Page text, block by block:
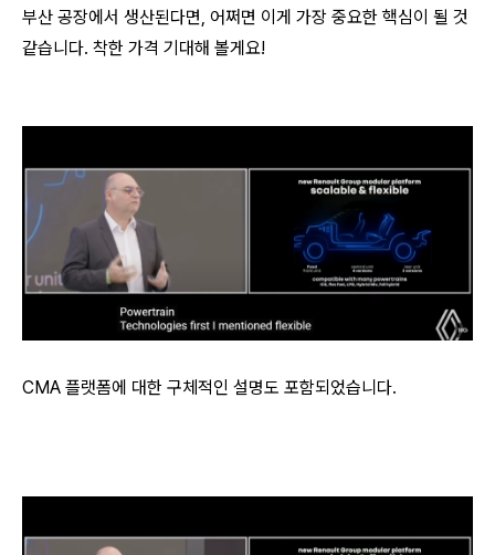
부산 공장에서 생산된다면, 어쩌면 이게 가장 중요한 핵심이 될 것
같습니다. 착한 가격 기대해 볼게요!
CMA 플랫폼에 대한 구체적인 설명도 포함되었습니다.